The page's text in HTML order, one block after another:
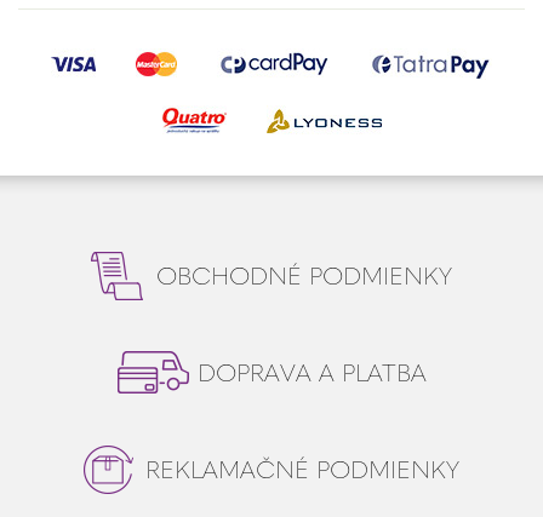
OBCHODNÉ PODMIENKY
DOPRAVA A PLATBA
REKLAMAČNÉ PODMIENKY